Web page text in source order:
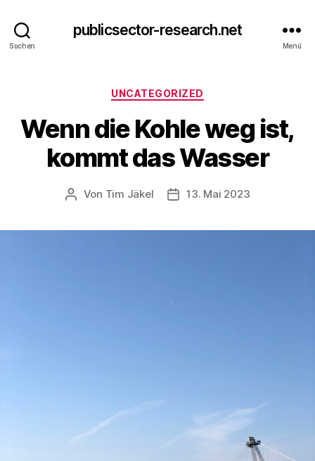
Suchen
publicsector-research.net
Menü
Kategorien
UNCATEGORIZED
Wenn die Kohle weg ist,
kommt das Wasser
Beitragsautor
Von Tim Jäkel Veröffentlichungsdatum
13. Mai 2023